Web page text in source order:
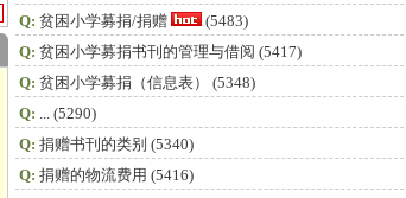
Q: 贫困小学募捐/捐赠
(5483)
Q: 贫困小学募捐书刊的管理与借阅 (5417)
Q: 贫困小学募捐（信息表）
(5348)
Q: ... (5290)
Q: 捐赠书刊的类别 (5340)
Q: 捐赠的物流费用 (5416)